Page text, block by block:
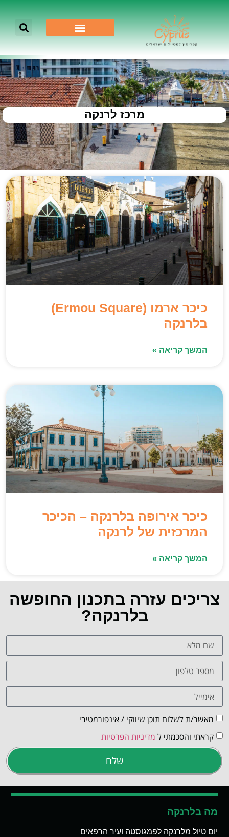
מרכז לרנקה
כיכר ארמו (Ermou Square)
בלרנקה
המשך קריאה »
כיכר אירופה בלרנקה – הכיכר
המרכזית של לרנקה
המשך קריאה »
צריכים עזרה בתכנון החופשה
בלרנקה?
מאשר/ת לשלוח תוכן שיווקי / אינפורמטיבי
קראתי והסכמתי ל מדיניות הפרטיות
שלח
מה בלרנקה
יום טיול מלרנקה לפמגוסטה ועיר הרפאים